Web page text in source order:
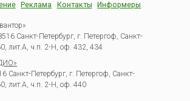
Реклама Контакты Информеры
Санкт-Петербург, г. Петергоф, Санкт-
лит.А, ч.п. 2-Н, оф. 432, 434
Санкт-Петербург, г. Петергоф, Санкт-
лит.А, ч.п. 2-Н, оф. 440